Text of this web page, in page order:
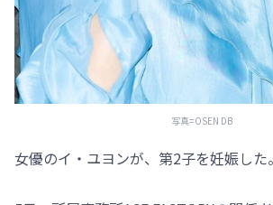
写真=OSEN DB
女優のイ・ユヨンが、第2子を妊娠した。